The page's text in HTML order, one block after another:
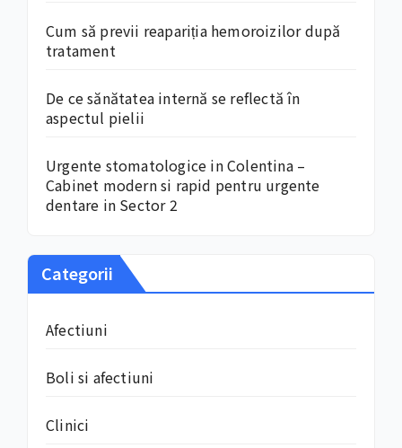
Cum să previi reapariția hemoroizilor după
tratament
De ce sănătatea internă se reflectă în
aspectul pielii
Urgente stomatologice in Colentina –
Cabinet modern si rapid pentru urgente
dentare in Sector 2
Categorii
Afectiuni
Boli si afectiuni
Clinici